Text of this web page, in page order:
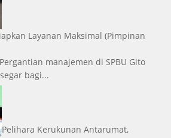
Layanan Maksimal (Pimpinan
manajemen di SPBU Gito
bagi...
Pelihara Kerukunan Antarumat,